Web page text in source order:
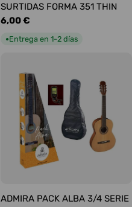
SURTIDAS FORMA 351 THIN
Precio
habitual
6,00 €
●Entrega en 1-2 días
ADMIRA PACK ALBA 3/4 SERIE